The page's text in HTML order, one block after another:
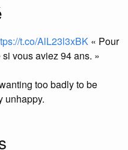
t.co/AlL23l3xBK « Pour
vous aviez 94 ans. »
too badly to be
unhappy.